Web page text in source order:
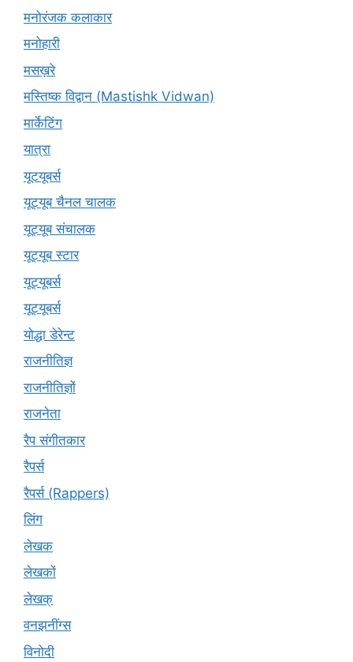
मनोरंजक कलाकार
मनोहारी
मसख़रे
मस्तिष्क विद्वान (Mastishk Vidwan)
मार्केटिंग
यात्रा
यूटयूबर्स
यूट्यूब चैनल चालक
यूट्यूब संचालक
यूट्यूब स्टार
यूट्‍यूबर्स
यूट्यूबर्स
योद्धा डेरेन्ट
राजनीतिज्ञ
राजनीतिज्ञों
राजनेता
रैप संगीतकार
रैपर्स
रैपर्स (Rappers)
लिंग
लेखक
लेखकों
लेखक्
वनझनींग्स
विनोदी